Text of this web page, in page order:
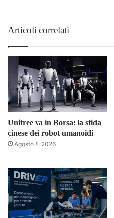
Articoli correlati
Unitree va in Borsa: la sfida
cinese dei robot umanoidi
Agosto 8, 2026